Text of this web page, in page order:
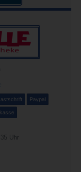
Paypal
Uhr